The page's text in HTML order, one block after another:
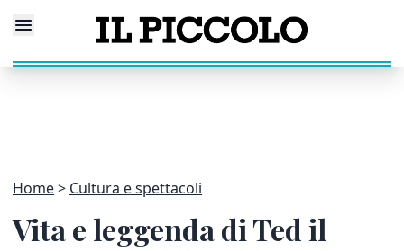
Home Cultura e spettacoli
Vita e leggenda di Ted il